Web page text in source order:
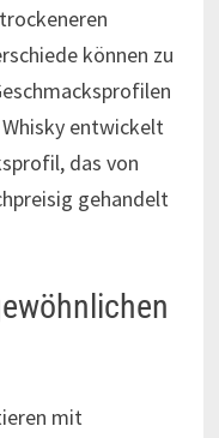
können zu
entwickelt
das von
gehandelt
mit